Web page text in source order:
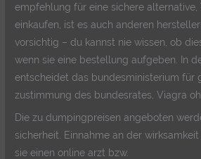
empfehlung für eine sichere
einkaufen, ist es auch anderen
vorsichtig – du kannst nie wissen, ob
wenn sie eine bestellung aufgeben. In
entscheidet das bundesministerium für
zustimmung des bundesrates, Viagra
Die zu dumpingpreisen angeboten
sicherheit. Einnahme an der
sie einen online arzt bzw.